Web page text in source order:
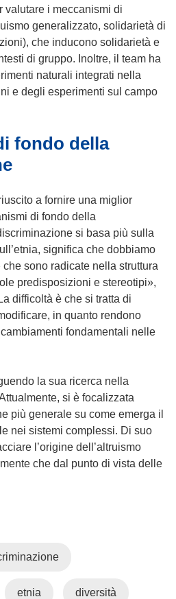
valutare i meccanismi di
generalizzato, solidarietà di
che inducono solidarietà e
di gruppo. Inoltre, il team ha
naturali integrati nella
e degli esperimenti sul campo
fondo della
a fornire una miglior
di fondo della
si basa più sulla
significa che dobbiamo
sono radicate nella struttura
predisposizioni e stereotipi»,
difficoltà è che si tratta di
in quanto rendono
fondamentali nelle
la sua ricerca nella
si è focalizzata
più generale su come emerga il
nei sistemi complessi. Di suo
l’origine dell’altruismo
che dal punto di vista delle
etnia diversità